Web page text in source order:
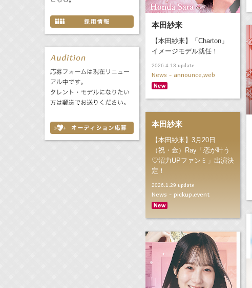
本田紗来
【本田紗来】「Charton」
イメージモデル就任！
2026.4.13 update
News - announce,web
本田紗来
【本田紗来】3月20日
（祝・金）Ray「恋が叶う
♡沼力UPファンミ」出演決
定！
2026.1.29 update
News - pickup,event